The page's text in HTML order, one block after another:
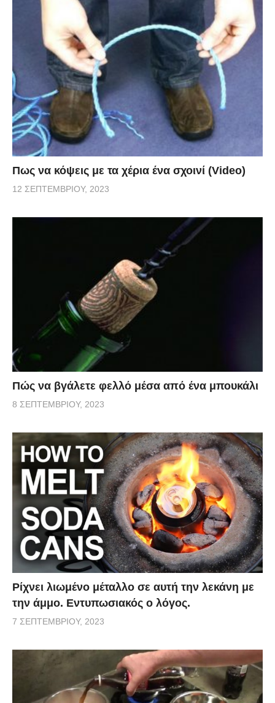
Πως να κόψεις με τα χέρια ένα σχοινί (Video)
12 ΣΕΠΤΕΜΒΡΊΟΥ, 2023
Πώς να βγάλετε φελλό μέσα από ένα μπουκάλι
8 ΣΕΠΤΕΜΒΡΊΟΥ, 2023
Ρίχνει λιωμένο μέταλλο σε αυτή την λεκάνη με
την άμμο. Εντυπωσιακός ο λόγος.
7 ΣΕΠΤΕΜΒΡΊΟΥ, 2023